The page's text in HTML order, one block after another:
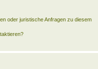
oder juristische Anfragen zu diesem